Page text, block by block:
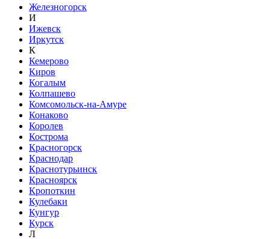
Железногорск
И
Ижевск
Иркутск
К
Кемерово
Киров
Когалым
Колпашево
Комсомольск-на-Амуре
Конаково
Королев
Кострома
Красногорск
Краснодар
Краснотурьинск
Красноярск
Кропоткин
Кулебаки
Кунгур
Курск
Л